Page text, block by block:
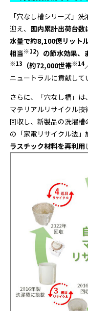
「穴なし槽シリーズ」
迎え、 国内累計出荷台数
水量で約8,100億リット
相当※12）の節水効果、
※13 （約72,000世帯※14
ニュートラルに貢献して
さらに、「穴なし槽」
マテリアルリサイクル技
回収し、新製品の洗濯
の「家電リサイクル法」
ラスチック材料を再利用